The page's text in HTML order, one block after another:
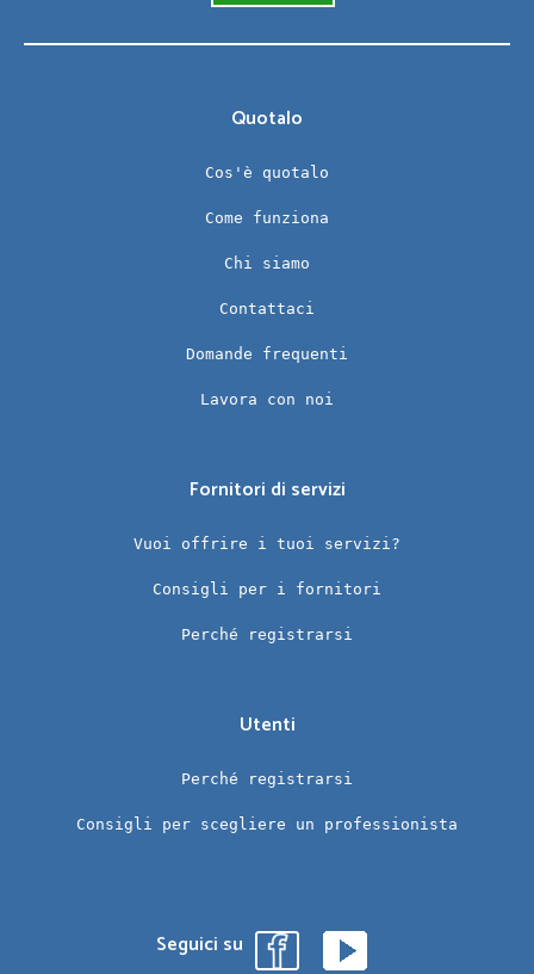
Quotalo
Cos'è quotalo
Come funziona
Chi siamo
Contattaci
Domande frequenti
Lavora con noi
Fornitori di servizi
Vuoi offrire i tuoi servizi?
Consigli per i fornitori
Perché registrarsi
Utenti
Perché registrarsi
Consigli per scegliere un professionista
Seguici su